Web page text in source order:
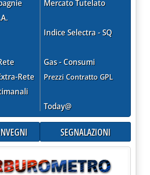
Rete
Mercato Tutelato
Indice Selectra - SQ
Gas - Consumi
Prezzi Contratto GPL
Today@
SEGNALAZIONI